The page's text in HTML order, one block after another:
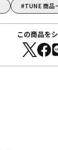
TUNE 商品
この商品を